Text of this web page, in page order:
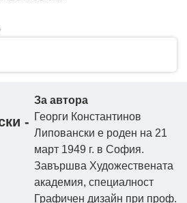
-
За автора
Георги Константинов
Липовански е роден на 21
март 1949 г. в София.
Завършва Художествената
академия, специалност
Графичен дизайн при проф.